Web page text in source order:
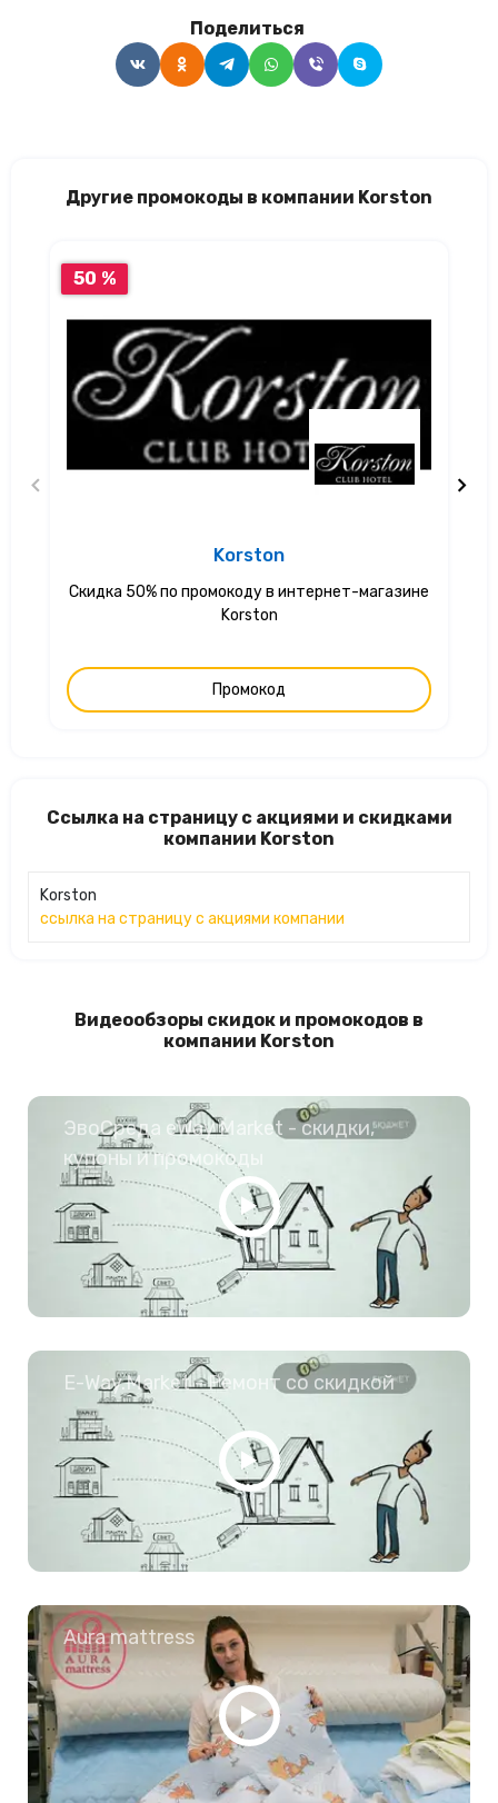
Поделиться
Другие промокоды в компании Korston
50 %
Korston
Скидка 50% по промокоду в интернет-магазине
Korston
Промокод
Ссылка на страницу с акциями и скидками
компании Korston
Korston
ссылка на страницу с акциями компании
Видеообзоры скидок и промокодов в
компании Korston
ЭвоСреда eWay Market - скидки,
купоны и промокоды
E-Way.Market - Ремонт со скидкой
Aura mattress